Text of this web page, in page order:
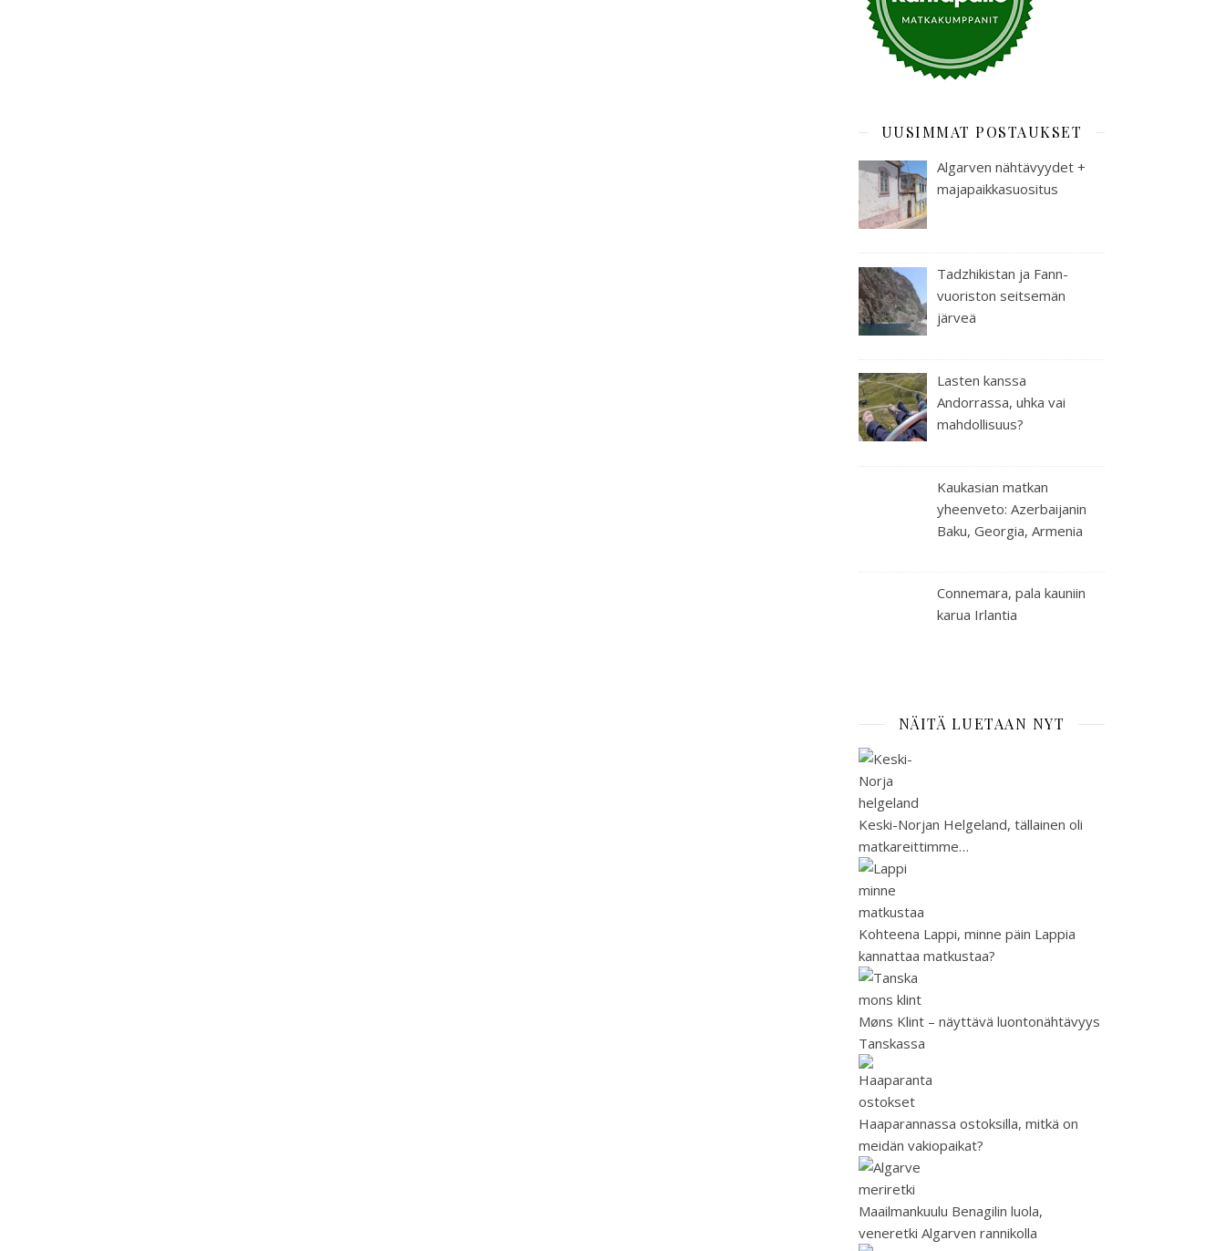
UUSIMMAT POSTAUKSET
Algarven nähtävyydet +
majapaikkasuositus
Tadzhikistan ja Fann-
vuoriston seitsemän
järveä
Lasten kanssa
Andorrassa, uhka vai
mahdollisuus?
Kaukasian matkan
yheenveto: Azerbaijanin
Baku, Georgia, Armenia
Connemara, pala kauniin
karua Irlantia
NÄITÄ LUETAAN NYT
Keski-Norjan Helgeland, tällainen oli
matkareittimme…
Kohteena Lappi, minne päin Lappia
kannattaa matkustaa?
Møns Klint – näyttävä luontonähtävyys
Tanskassa
Haaparannassa ostoksilla, mitkä on
meidän vakiopaikat?
Maailmankuulu Benagilin luola,
veneretki Algarven rannikolla